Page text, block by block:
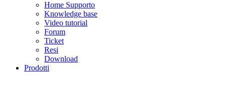
Home Supporto
Knowledge base
Video tutorial
Forum
Ticket
Resi
Download
Prodotti